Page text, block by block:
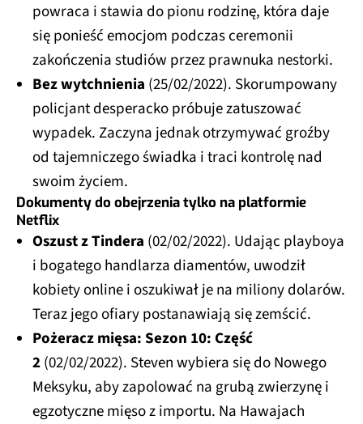
powraca i stawia do pionu rodzinę, która daje
się ponieść emocjom podczas ceremonii
zakończenia studiów przez prawnuka nestorki.
Bez wytchnienia (25/02/2022). Skorumpowany
policjant desperacko próbuje zatuszować
wypadek. Zaczyna jednak otrzymywać groźby
od tajemniczego świadka i traci kontrolę nad
swoim życiem.
Dokumenty do obejrzenia tylko na platformie
Netflix
Oszust z Tindera (02/02/2022). Udając playboya
i bogatego handlarza diamentów, uwodził
kobiety online i oszukiwał je na miliony dolarów.
Teraz jego ofiary postanawiają się zemścić.
Pożeracz mięsa: Sezon 10: Część
2(02/02/2022). Steven wybiera się do Nowego
Meksyku, aby zapolować na grubą zwierzynę i
egzotyczne mięso z importu. Na Hawajach